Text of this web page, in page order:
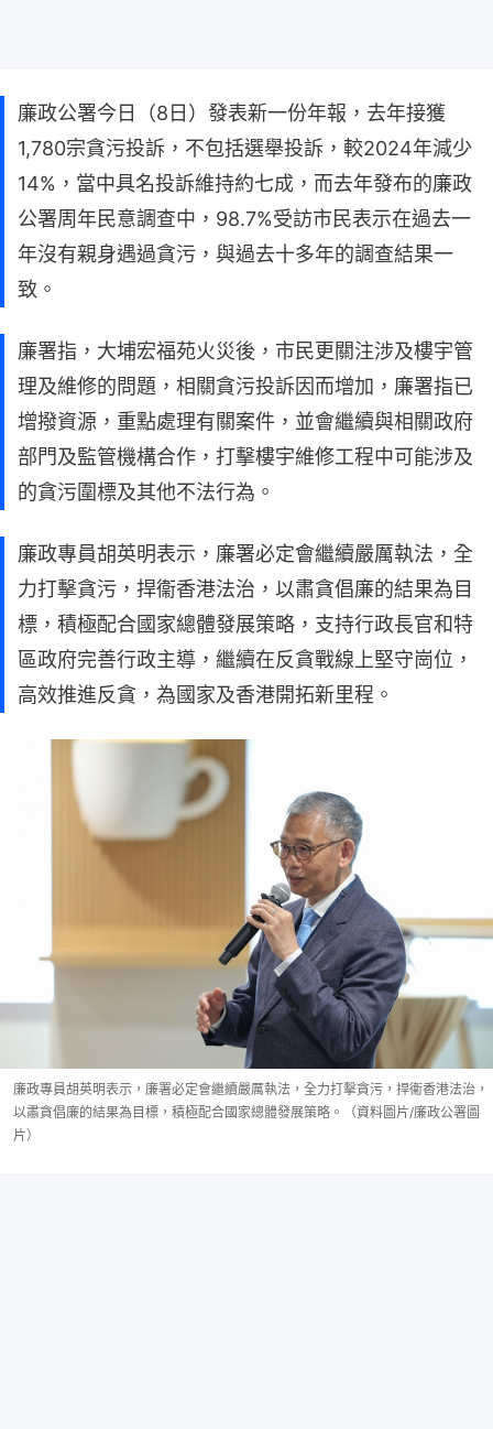
廉政公署今日（8日）發表新一份年報，去年接獲
1,780宗貪污投訴，不包括選舉投訴，較2024年減少
14%，當中具名投訴維持約七成，而去年發布的廉政
公署周年民意調查中，98.7%受訪市民表示在過去一
年沒有親身遇過貪污，與過去十多年的調查結果一
致。
廉署指，大埔宏福苑火災後，市民更關注涉及樓宇管
理及維修的問題，相關貪污投訴因而增加，廉署指已
增撥資源，重點處理有關案件，並會繼續與相關政府
部門及監管機構合作，打擊樓宇維修工程中可能涉及
的貪污圍標及其他不法行為。
廉政專員胡英明表示，廉署必定會繼續嚴厲執法，全
力打擊貪污，捍衞香港法治，以肅貪倡廉的結果為目
標，積極配合國家總體發展策略，支持行政長官和特
區政府完善行政主導，繼續在反貪戰線上堅守崗位，
高效推進反貪，為國家及香港開拓新里程。
廉政專員胡英明表示，廉署必定會繼續嚴厲執法，全力打擊貪污，捍衞香港法治，
以肅貪倡廉的結果為目標，積極配合國家總體發展策略。（資料圖片/廉政公署圖
片）